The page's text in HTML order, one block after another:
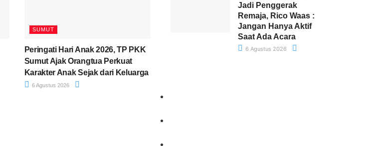
SUMUT
Peringati Hari Anak 2026, TP PKK
Sumut Ajak Orangtua Perkuat
Karakter Anak Sejak dari Keluarga
6 Agustus 2026
Jadi Penggerak
Remaja, Rico Waas :
Jangan Hanya Aktif
Saat Ada Acara
6 Agustus 2026